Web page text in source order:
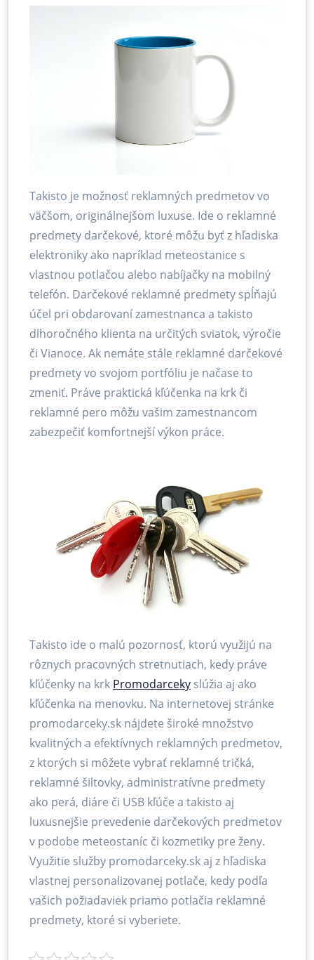
Takisto je možnosť reklamných predmetov vo
väčšom, originálnejšom luxuse. Ide o reklamné
predmety darčekové, ktoré môžu byť z hľadiska
elektroniky ako napríklad meteostanice s
vlastnou potlačou alebo nabíjačky na mobilný
telefón. Darčekové reklamné predmety spĺňajú
účel pri obdarovaní zamestnanca a takisto
dlhoročného klienta na určitých sviatok, výročie
či Vianoce. Ak nemáte stále reklamné darčekové
predmety vo svojom portfóliu je načase to
zmeniť. Práve praktická kľúčenka na krk či
reklamné pero môžu vašim zamestnancom
zabezpečiť komfortnejší výkon práce.
Takisto ide o malú pozornosť, ktorú využijú na
rôznych pracovných stretnutiach, kedy práve
kľúčenky na krk Promodarceky slúžia aj ako
kľúčenka na menovku. Na internetovej stránke
promodarceky.sk nájdete široké množstvo
kvalitných a efektívnych reklamných predmetov,
z ktorých si môžete vybrať reklamné tričká,
reklamné šiltovky, administratívne predmety
ako perá, diáre či USB kľúče a takisto aj
luxusnejšie prevedenie darčekových predmetov
v podobe meteostaníc či kozmetiky pre ženy.
Využitie služby promodarceky.sk aj z hľadiska
vlastnej personalizovanej potlače, kedy podľa
vašich požiadaviek priamo potlačia reklamné
predmety, ktoré si vyberiete.